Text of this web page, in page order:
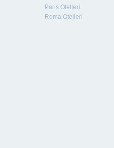
Paris Otelleri
Roma Otelleri